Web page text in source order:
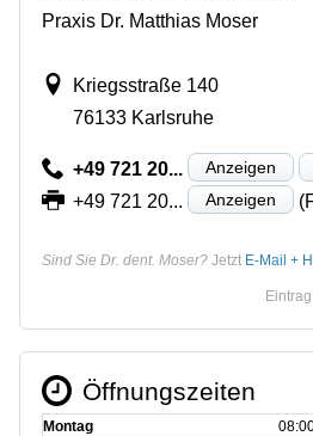
Praxis Dr. Matthias Moser
Kriegsstraße 140
76133 Karlsruhe
+49 721 20... Anzeigen
+49 721 20... Anzeigen
Sind Sie Dr. dent. Moser? Jetzt E-Mail +
Öffnungszeiten
Montag